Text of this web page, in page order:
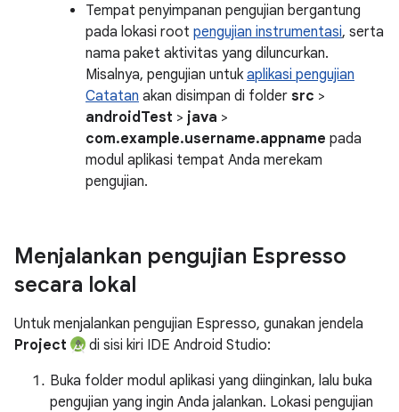
Tempat penyimpanan pengujian bergantung
pada lokasi root pengujian instrumentasi, serta
nama paket aktivitas yang diluncurkan.
Misalnya, pengujian untuk aplikasi pengujian
Catatan akan disimpan di folder src >
androidTest > java >
com.example.username.appname pada
modul aplikasi tempat Anda merekam
pengujian.
Menjalankan pengujian Espresso
secara lokal
Untuk menjalankan pengujian Espresso, gunakan jendela
Project
di sisi kiri IDE Android Studio:
Buka folder modul aplikasi yang diinginkan, lalu buka
pengujian yang ingin Anda jalankan. Lokasi pengujian